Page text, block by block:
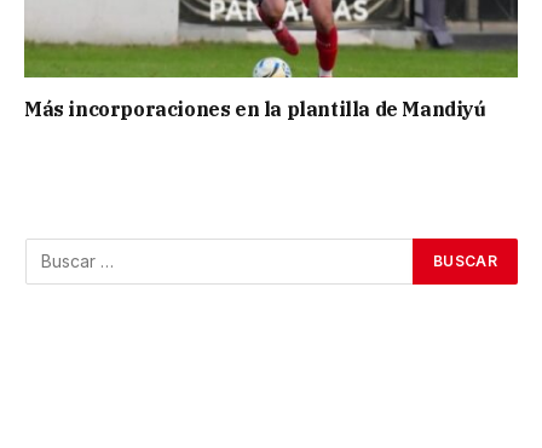
Más incorporaciones en la plantilla de Mandiyú